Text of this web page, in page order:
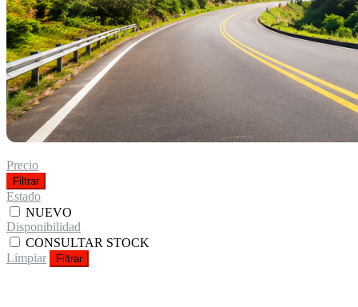
Precio
Filtrar
Estado
NUEVO
Disponibilidad
CONSULTAR STOCK
Limpiar
Filtrar